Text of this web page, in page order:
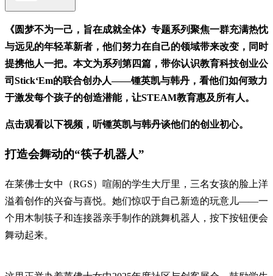
《圆梦不为一己，旨在成就全体》专题系列聚焦一群充满热忱
与远见的年轻革新者，他们努力在自己的领域带来改变，同时
提携他人一把。本文为系列第四篇，带你认识教育科技创业公
司Stick‘Em的联合创办人——锺英凯与韩丹，看他们如何致力
于激发每个孩子的创造潜能，让STEAM教育惠及所有人。
点击观看以下视频，听锺英凯与韩丹谈他们的创业初心。
打造会舞动的“筷子机器人”
在莱佛士女中（RGS）喧闹的学生大厅里，三名女孩的脸上洋
溢着创作的兴奋与喜悦。她们惊叹于自己新造的玩意儿——一
个用木制筷子和连接器亲手制作的跳舞机器人，按下按钮便会
舞动起来。